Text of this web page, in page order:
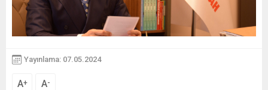
Yayınlama: 07.05.2024
A+ A-